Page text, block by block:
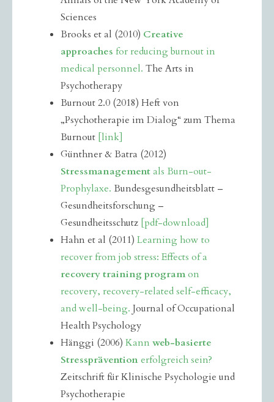
Sciences
Brooks et al (2010) Creative
approaches for reducing burnout in
medical personnel. The Arts in
Psychotherapy
Burnout 2.0 (2018) Heft von
„Psychotherapie im Dialog“ zum Thema
Burnout [link]
Günthner & Batra (2012)
Stressmanagementals Burn-out-
Prophylaxe. Bundesgesundheitsblatt –
Gesundheitsforschung –
Gesundheitsschutz [pdf-download]
Hahn et al (2011) Learning how to
recover from job stress: Effects of a
recovery training programon
recovery, recovery-related self-efficacy,
and well-being. Journal of Occupational
Health Psychology
Hänggi (2006) Kann web-basierte
Stresspräventionerfolgreich sein?
Zeitschrift für Klinische Psychologie und
Psychotherapie